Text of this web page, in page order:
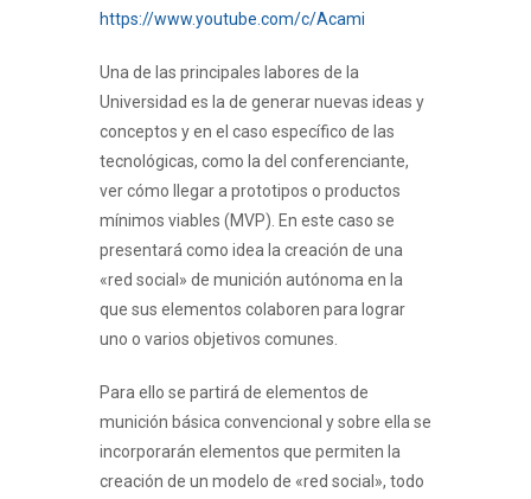
https://www.youtube.com/c/Acami
Una de las principales labores de la
Universidad es la de generar nuevas ideas y
conceptos y en el caso específico de las
tecnológicas, como la del conferenciante,
ver cómo llegar a prototipos o productos
mínimos viables (MVP). En este caso se
presentará como idea la creación de una
«red social» de munición autónoma en la
que sus elementos colaboren para lograr
uno o varios objetivos comunes.
Para ello se partirá de elementos de
munición básica convencional y sobre ella se
incorporarán elementos que permiten la
creación de un modelo de «red social», todo